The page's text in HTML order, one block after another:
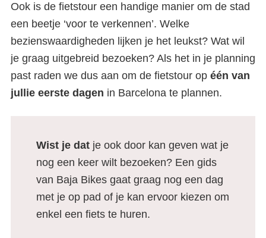
Ook is de fietstour een handige manier om de stad
een beetje ‘voor te verkennen’. Welke
bezienswaardigheden lijken je het leukst? Wat wil
je graag uitgebreid bezoeken? Als het in je planning
past raden we dus aan om de fietstour op één van
jullie eerste dagen in Barcelona te plannen.
Wist je dat je ook door kan geven wat je
nog een keer wilt bezoeken? Een gids
van Baja Bikes gaat graag nog een dag
met je op pad of je kan ervoor kiezen om
enkel een fiets te huren.